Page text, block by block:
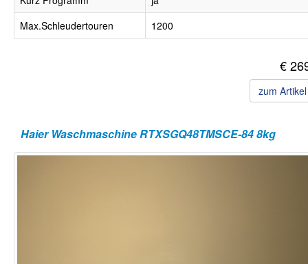
Max.Schleudertouren
1200
€
zum
Haier Waschmaschine RTXSGQ48TMSCE-84 8kg